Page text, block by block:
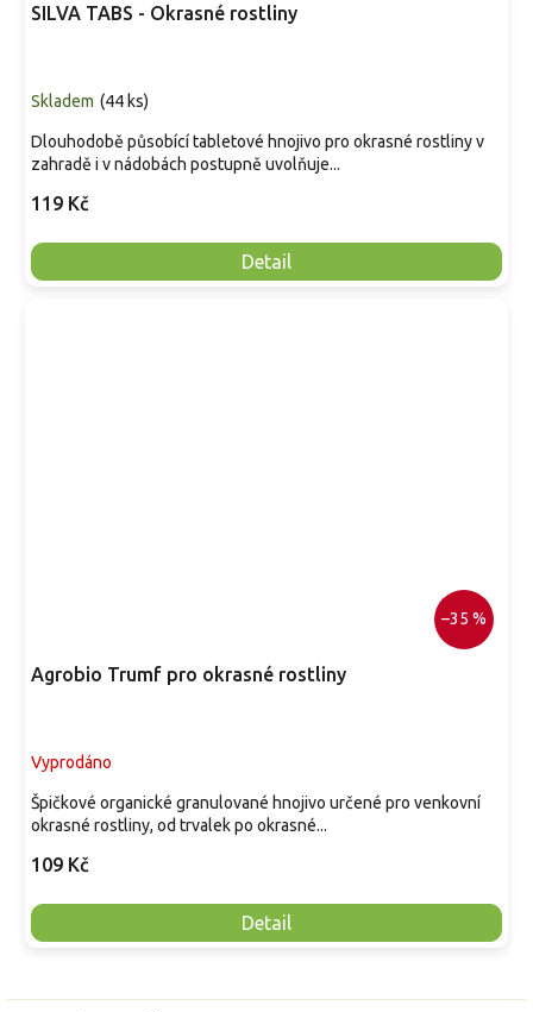
SILVA TABS - Okrasné rostliny
Skladem (44 ks)
119 Kč
Detail
Dlouhodobě působící tabletové hnojivo pro okrasné rostliny v
zahradě i v nádobách postupně uvolňuje...
–35 %
Agrobio Trumf pro okrasné rostliny
Vyprodáno
109 Kč
Detail
Špičkové organické granulované hnojivo určené pro venkovní
okrasné rostliny, od trvalek po okrasné...